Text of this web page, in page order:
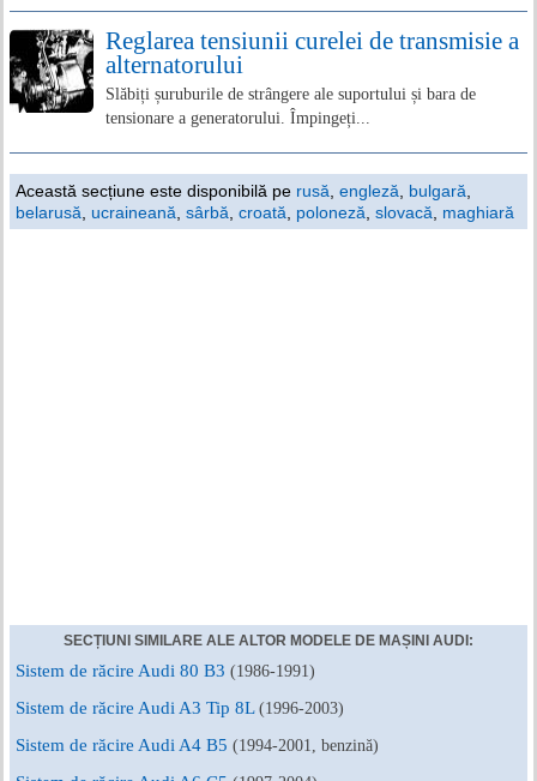
Reglarea tensiunii curelei de transmisie a
alternatorului
Slăbiți șuruburile de strângere ale suportului și bara de
tensionare a generatorului. Împingeți...
Această secțiune este disponibilă pe rusă engleză bulgară
belarusă
ucraineană sârbă croată poloneză slovacă maghiară
SECȚIUNI SIMILARE ALE ALTOR MODELE DE MAȘINI AUDI:
Sistem de răcire Audi 80 B3 (1986-1991)
Sistem de răcire Audi A3 Tip 8L (1996-2003)
Sistem de răcire Audi A4 B5 (1994-2001, benzină)